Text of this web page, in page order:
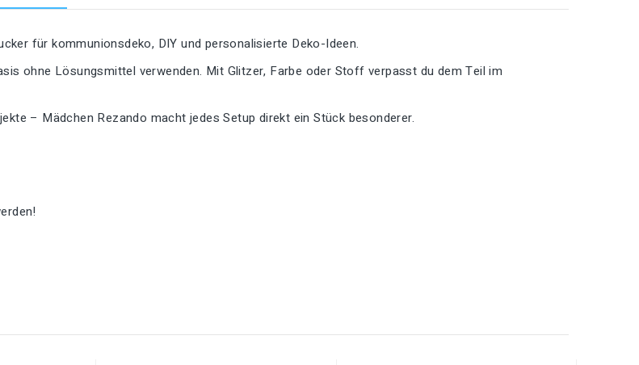
für kommunionsdeko, DIY und personalisierte Deko-Ideen.
ohne Lösungsmittel verwenden. Mit Glitzer, Farbe oder Stoff verpasst du dem Teil im
– Mädchen Rezando macht jedes Setup direkt ein Stück besonderer.